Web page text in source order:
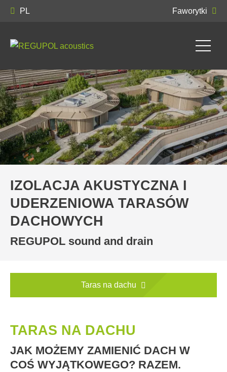
PL Faworytki
IZOLACJA AKUSTYCZNA I
UDERZENIOWA TARASÓW
DACHOWYCH
REGUPOL sound and drain
Taras na dachu
TARAS NA DACHU
JAK MOŻEMY ZAMIENIĆ DACH W
COŚ WYJĄTKOWEGO? RAZEM.